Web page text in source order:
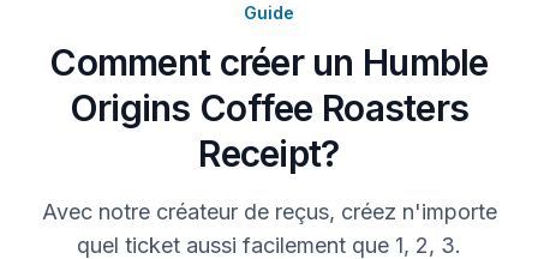
Paylah
S$119.50
Total
Thank you! Hope to serve you again.
Guide
Comment créer un Humble
Origins Coffee Roasters
Receipt?
Avec notre créateur de reçus, créez n'importe
quel ticket aussi facilement que 1, 2, 3.